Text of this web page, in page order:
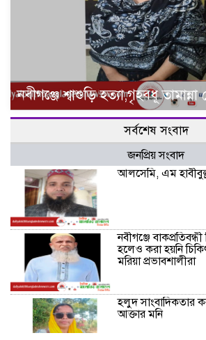
নবীগঞ্জে শ্বাশুড়ি হত্যা,গৃহবধূ তামান্না
সর্বশেষ সংবাদ
জনপ্রিয় সংবাদ
আলসেমি, এম
নবীগঞ্জে
হলেও করা হয়নি
মরিয়া প্রভাবশালীরা
হলুদ
আক্তার মনি